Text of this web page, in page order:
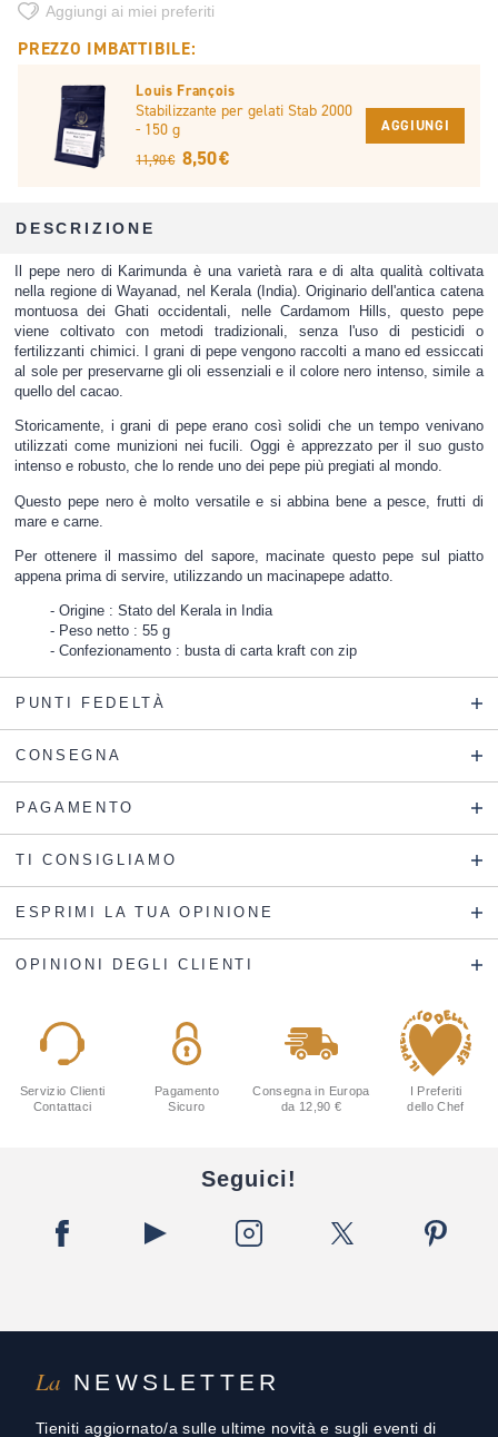
Aggiungi ai miei preferiti
PREZZO IMBATTIBILE:
Louis François
Stabilizzante per gelati Stab 2000
- 150 g
11,90 € 8,50 €
AGGIUNGI
DESCRIZIONE
Il pepe nero di Karimunda è una varietà rara e di alta qualità coltivata
nella regione di Wayanad, nel Kerala (India). Originario dell'antica catena
montuosa dei Ghati occidentali, nelle Cardamom Hills, questo pepe
viene coltivato con metodi tradizionali, senza l'uso di pesticidi o
fertilizzanti chimici. I grani di pepe vengono raccolti a mano ed essiccati
al sole per preservarne gli oli essenziali e il colore nero intenso, simile a
quello del cacao.
Storicamente, i grani di pepe erano così solidi che un tempo venivano
utilizzati come munizioni nei fucili. Oggi è apprezzato per il suo gusto
intenso e robusto, che lo rende uno dei pepe più pregiati al mondo.
Questo pepe nero è molto versatile e si abbina bene a pesce, frutti di
mare e carne.
Per ottenere il massimo del sapore, macinate questo pepe sul piatto
appena prima di servire, utilizzando unmacinapepe adatto.
Origine : Stato del Kerala in India
Peso netto : 55 g
Confezionamento : busta di carta kraft con zip
PUNTI FEDELTÀ
CONSEGNA
PAGAMENTO
TI CONSIGLIAMO
ESPRIMI LA TUA OPINIONE
OPINIONI DEGLI CLIENTI
La NEWSLETTER
Tieniti aggiornato/a sulle ultime novità e sugli eventi di
Servizio Clienti
Contattaci
Pagamento
Sicuro
Consegna in Europa
da 12,90 €
I Preferiti
dello Chef
Seguici!